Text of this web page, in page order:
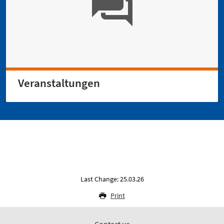
Veranstaltungen
Last Change: 25.03.26
Print